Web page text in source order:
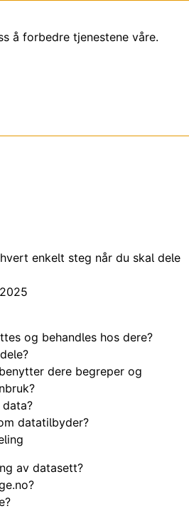
å forbedre tjenestene våre.
enkelt steg når du skal dele
og behandles hos dere?
dere begreper og
datatilbyder?
av datasett?